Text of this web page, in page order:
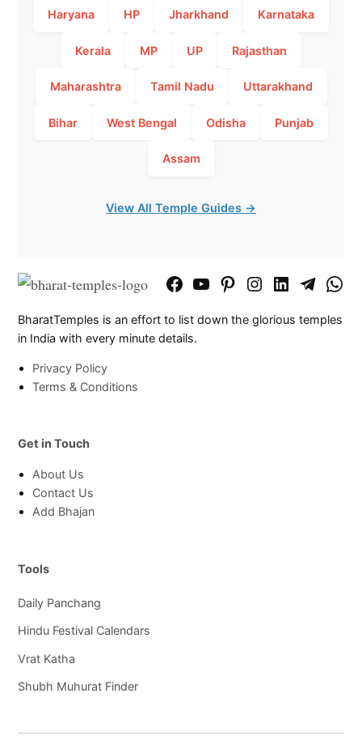
Haryana HP Jharkhand Karnataka
Kerala MP UP Rajasthan
Maharashtra Tamil Nadu Uttarakhand
Bihar West Bengal Odisha Punjab
Assam
View All Temple Guides →
FacebookYouTubePinterestInstagram
LinkedInTelegram
BharatTemples is an effort to list down the glorious temples
in India with every minute details.
Privacy Policy
Terms & Conditions
Get in Touch
About Us
Contact Us
Add Bhajan
Tools
Daily Panchang
Hindu Festival Calendars
Vrat Katha
Shubh Muhurat Finder